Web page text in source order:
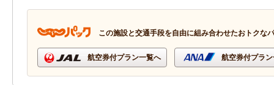
この施設と交通手段を自由に組み合わせたおトクな
航空券付プラン一覧へ 航空券付プラ